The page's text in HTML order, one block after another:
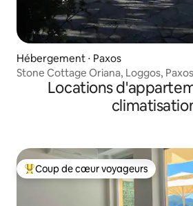
Hébergement ⋅ Paxos
Stone Cottage Oriana, Loggos, Paxos
Locations
Coups de cœur voyageurs les plus
Coup de cœur voyageurs